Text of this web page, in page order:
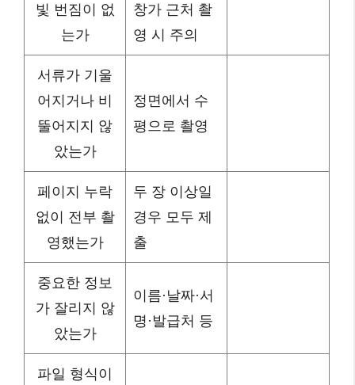
빛 번짐이 없
는가
창가 근처 촬
영 시 주의
서류가 기울
어지거나 비
뚤어지지 않
았는가
정면에서 수
평으로 촬영
페이지 누락
없이 전부 촬
영했는가
두 장 이상일
경우 모두 제
출
중요한 정보
가 잘리지 않
았는가
이름·날짜·서
명·발급처 등
파일 형식이